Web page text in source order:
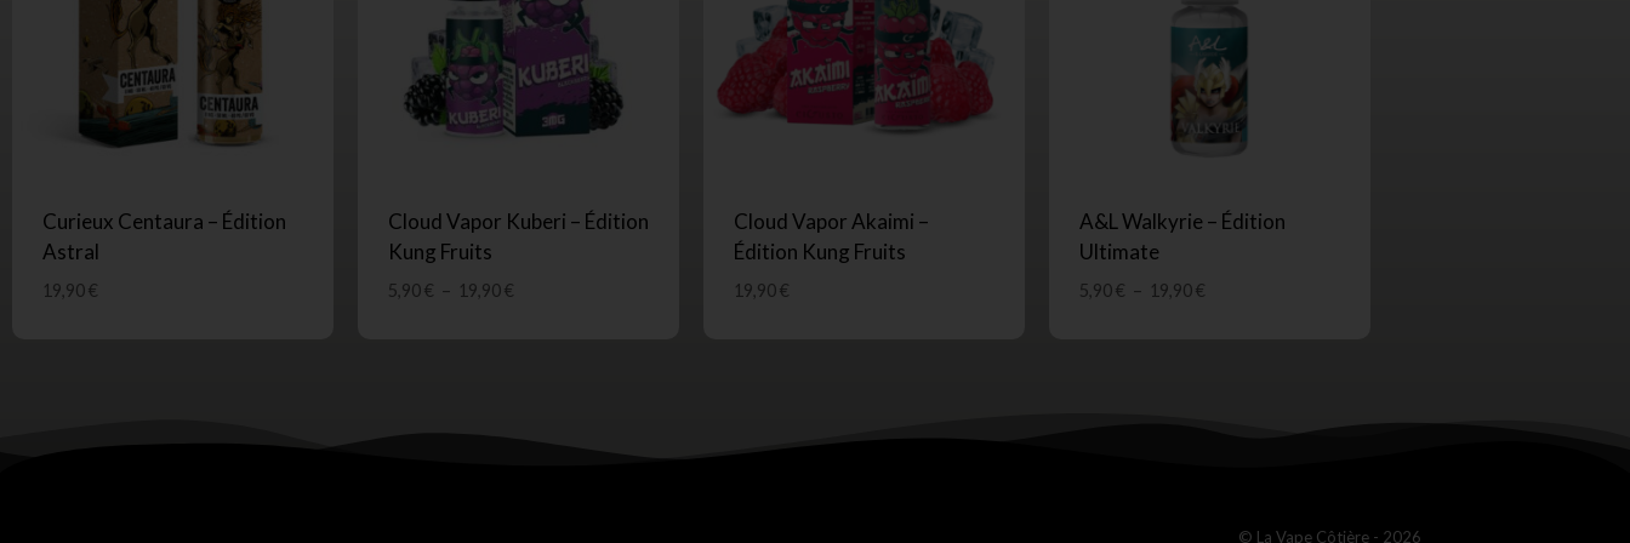
Curieux Centaura – Édition
Astral
19,90€
Cloud Vapor Kuberi – Édition
Kung Fruits
5,90€ – 19,90€
Cloud Vapor Akaimi –
Édition Kung Fruits
19,90€
A&L Walkyrie – Édition
Ultimate
5,90€ – 19,90€
© La Vape Côtière - 2026